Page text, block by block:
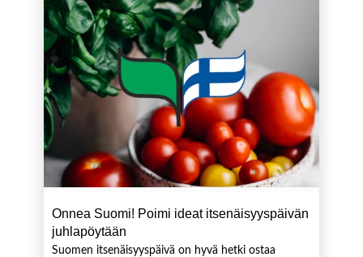
Onnea Suomi! Poimi ideat itsenäisyyspäivän
juhlapöytään
Suomen itsenäisyyspäivä on hyvä hetki ostaa